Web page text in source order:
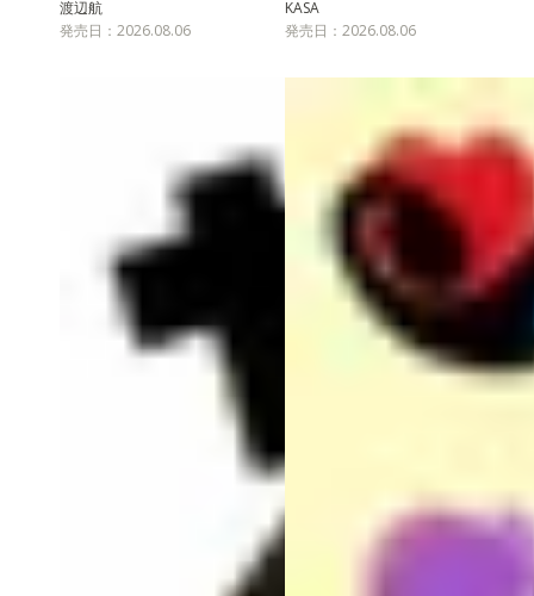
渡辺航
発売日：2026.08.06
KASA
発売日：2026.08.06